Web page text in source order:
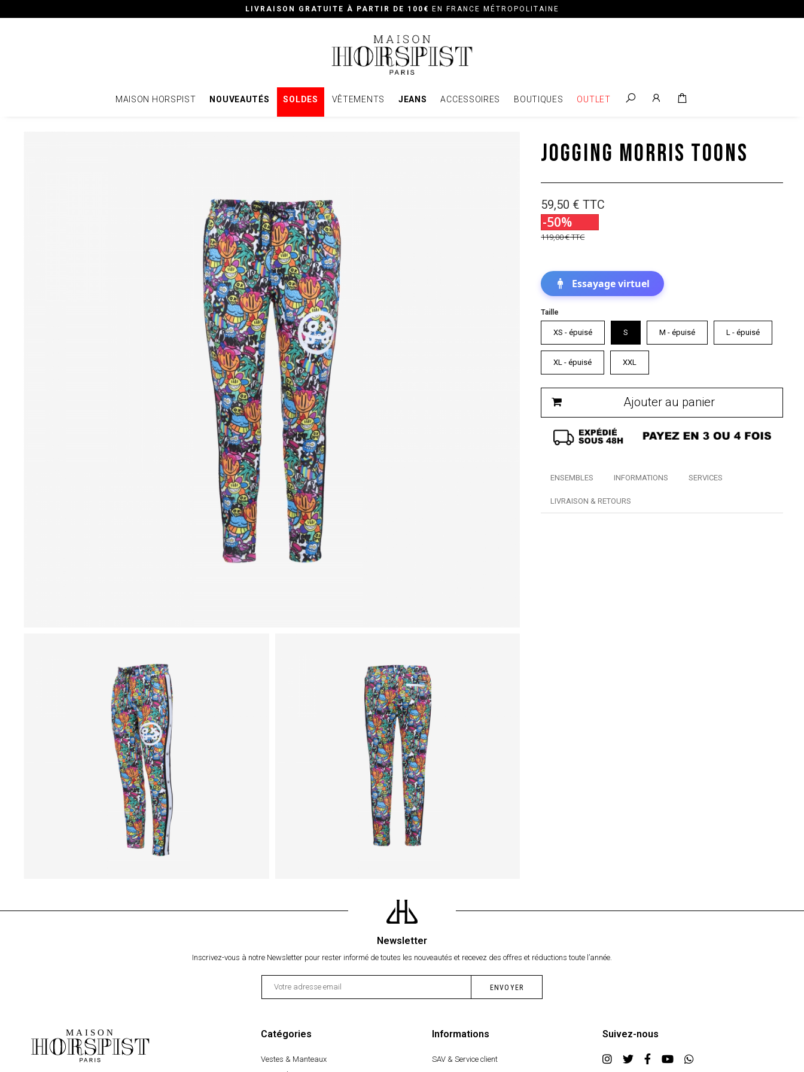
LIVRAISON GRATUITE À PARTIR DE 100€ EN FRANCE MÉTROPOLITAINE
MAISON HORSPIST NOUVEAUTÉS SOLDES VÊTEMENTS JEANS ACCESSOIRES BOUTIQUES OUTLET
Jogging Morris Toons
59,50 € TTC
-50%
119,00 €TTC
Essayage virtuel
Taille
XS - épuisé S M - épuisé L - épuisé
XL - épuisé XXL
Ajouter au panier
ENSEMBLES INFORMATIONS SERVICES
LIVRAISON & RETOURS
Newsletter
Inscrivez-vous à notre Newsletter pour rester informé de toutes les nouveautés et recevez des offres et réductions toute l’année.
Catégories
Vestes & Manteaux
Informations
SAV & Service client
Suivez-nous